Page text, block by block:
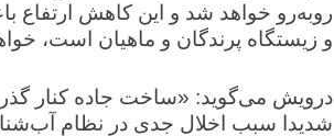
روبه‌رو خواهد شد و این کاهش
و زیستگاه پرندگان و ماهیان است،
درویش می‌گوید: «ساخت جاده کنار
شدیدا سبب اخلال جدی در نظام